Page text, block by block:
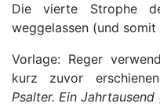
Die vierte Strophe
weggelassen (und somit
Vorlage: Reger
kurz zuvor
Psalter. Ein